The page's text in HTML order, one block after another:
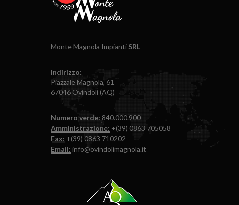
Monte Magnola Impianti SRL
Indirizzo:
Piazzale Magnola, 61
67046 Ovindoli (AQ)
Numero verde: 840.000.900
Amministrazione: +(39) 0863 705058
Fax: +(39) 0863 710202
Email: info@ovindolimagnola.it